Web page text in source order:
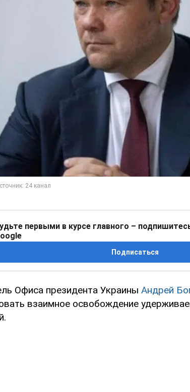
первыми в курсе главного –
Подписаться
Офиса президента Украины Андрей
взаимное освобождение